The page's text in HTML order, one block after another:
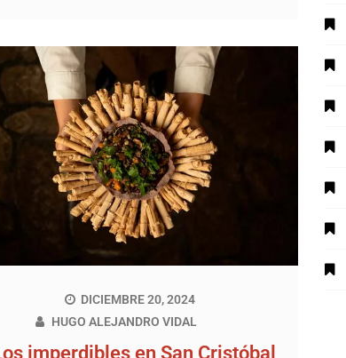
DICIEMBRE 20, 2024
HUGO ALEJANDRO VIDAL
imperdibles en San Cristóbal